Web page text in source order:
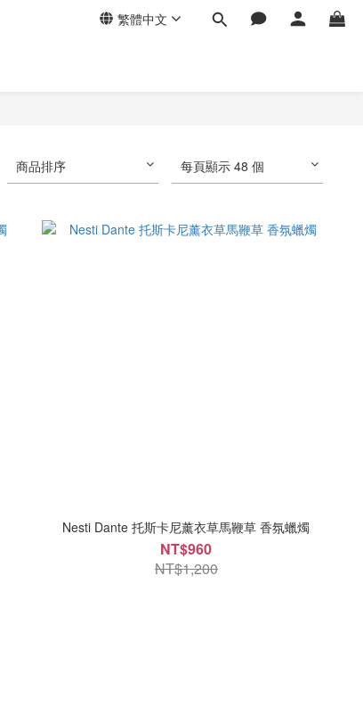
繁體中文
商品排序 每頁顯示 48 個
Nesti Dante 托斯卡尼薰衣草馬鞭草 香氛蠟燭
NT$960
NT$1,200